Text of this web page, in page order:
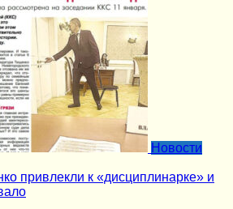
Новости
привлекли к «дисциплинарке» и